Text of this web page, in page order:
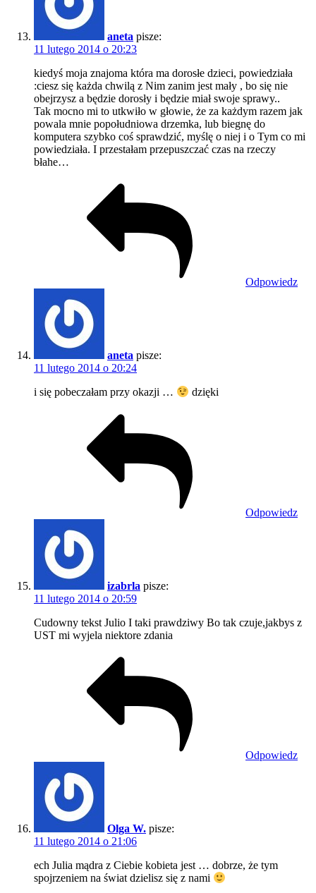
aneta pisze:
11 lutego 2014 o 20:23
kiedyś moja znajoma która ma dorosłe dzieci, powiedziała
:ciesz się każda chwilą z Nim zanim jest mały , bo się nie
obejrzysz a będzie dorosły i będzie miał swoje sprawy..
Tak mocno mi to utkwiło w głowie, że za każdym razem jak
powala mnie popołudniowa drzemka, lub biegnę do
komputera szybko coś sprawdzić, myślę o niej i o Tym co mi
powiedziała. I przestałam przepuszczać czas na rzeczy
błahe…
Odpowiedz
aneta pisze:
11 lutego 2014 o 20:24
i się pobeczałam przy okazji … dzięki
Odpowiedz
izabrla pisze:
11 lutego 2014 o 20:59
Cudowny tekst Julio I taki prawdziwy Bo tak czuje,jakbys z
UST mi wyjela niektore zdania
Odpowiedz
Olga W. pisze:
11 lutego 2014 o 21:06
ech Julia mądra z Ciebie kobieta jest … dobrze, że tym
spojrzeniem na świat dzielisz się z nami